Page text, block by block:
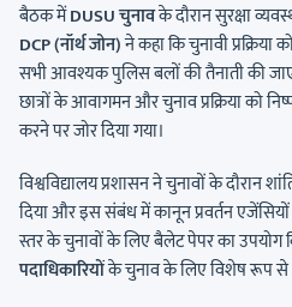
बैठक मेंDUSU चुनावके दौरान सुरक्षा
DCP (नॉर्थ जोन)ने कहा कि चुनावी
सभी आवश्यक पुलिस बलों की तैनाती की
छात्रों के आवागमन और चुनाव प्रक्रिया को
करने पर जोर दिया गया।
विश्वविद्यालय प्रशासन ने चुनावों के दौरान
दिया और इस संबंध में कानून प्रवर्तन
स्तर के चुनावों के लिए बैलेट पेपर का उपयोग
पदाधिकारियोंके चुनाव के लिए विशेष रूप से